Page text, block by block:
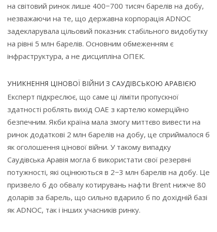
на світовий ринок лише 400−700 тисяч барелів на добу,
незважаючи на те, що державна корпорація ADNOC
задекларувала цільовий показник стабільного видобутку
на рівні 5 млн барелів. Основним обмеженням є
інфраструктура, а не дисципліна ОПЕК.
УНИКНЕННЯ ЦІНОВОЇ ВІЙНИ З САУДІВСЬКОЮ АРАВІЄЮ
Експерт підкреслює, що саме ці ліміти пропускної
здатності роблять вихід ОАЕ з картелю комерційно
безпечним. Якби країна мала змогу миттєво вивести на
ринок додаткові 2 млн барелів на добу, це сприймалося б
як оголошення цінової війни. У такому випадку
Саудівська Аравія могла б використати свої резервні
потужності, які оцінюються в 2−3 млн барелів на добу. Це
призвело б до обвалу котирувань нафти Brent нижче 80
доларів за барель, що сильно вдарило б по дохідній базі
як ADNOC, так і інших учасників ринку.